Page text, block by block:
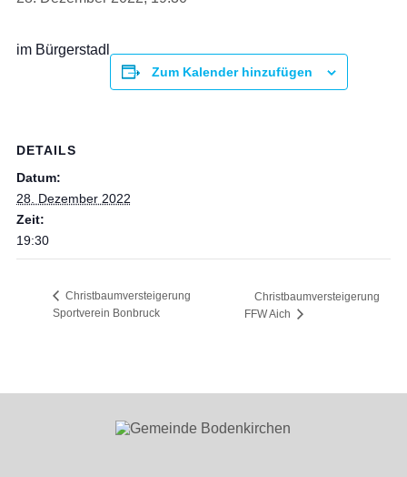
im Bürgerstadl
Zum Kalender hinzufügen
DETAILS
Datum:
28. Dezember 2022
Zeit:
19:30
Christbaumversteigerung
Sportverein Bonbruck
Christbaumversteigerung
FFW Aich